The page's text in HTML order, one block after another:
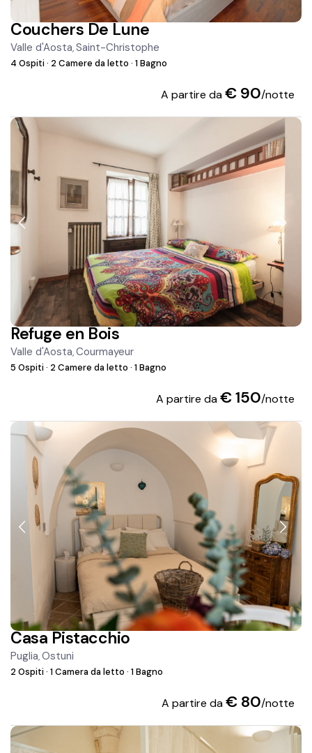
Couchers De Lune
Valle d'Aosta,Saint-Christophe
4 Ospiti· 2 Camere da letto· 1 Bagno
A partire da€ 90/notte
Refuge en Bois
Valle d'Aosta,Courmayeur
5 Ospiti· 2 Camere da letto· 1 Bagno
A partire da€ 150/notte
Casa Pistacchio
Puglia,Ostuni
2 Ospiti· 1 Camera da letto· 1 Bagno
A partire da€ 80/notte